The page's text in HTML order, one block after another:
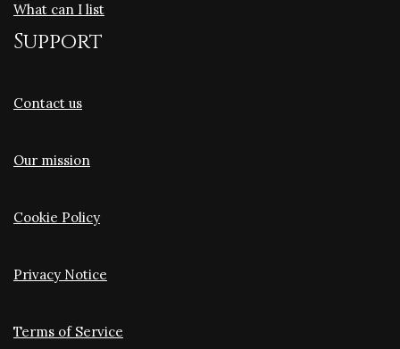
What can I list
Support
Contact us
Our mission
Cookie Policy
Privacy Notice
Terms of Service